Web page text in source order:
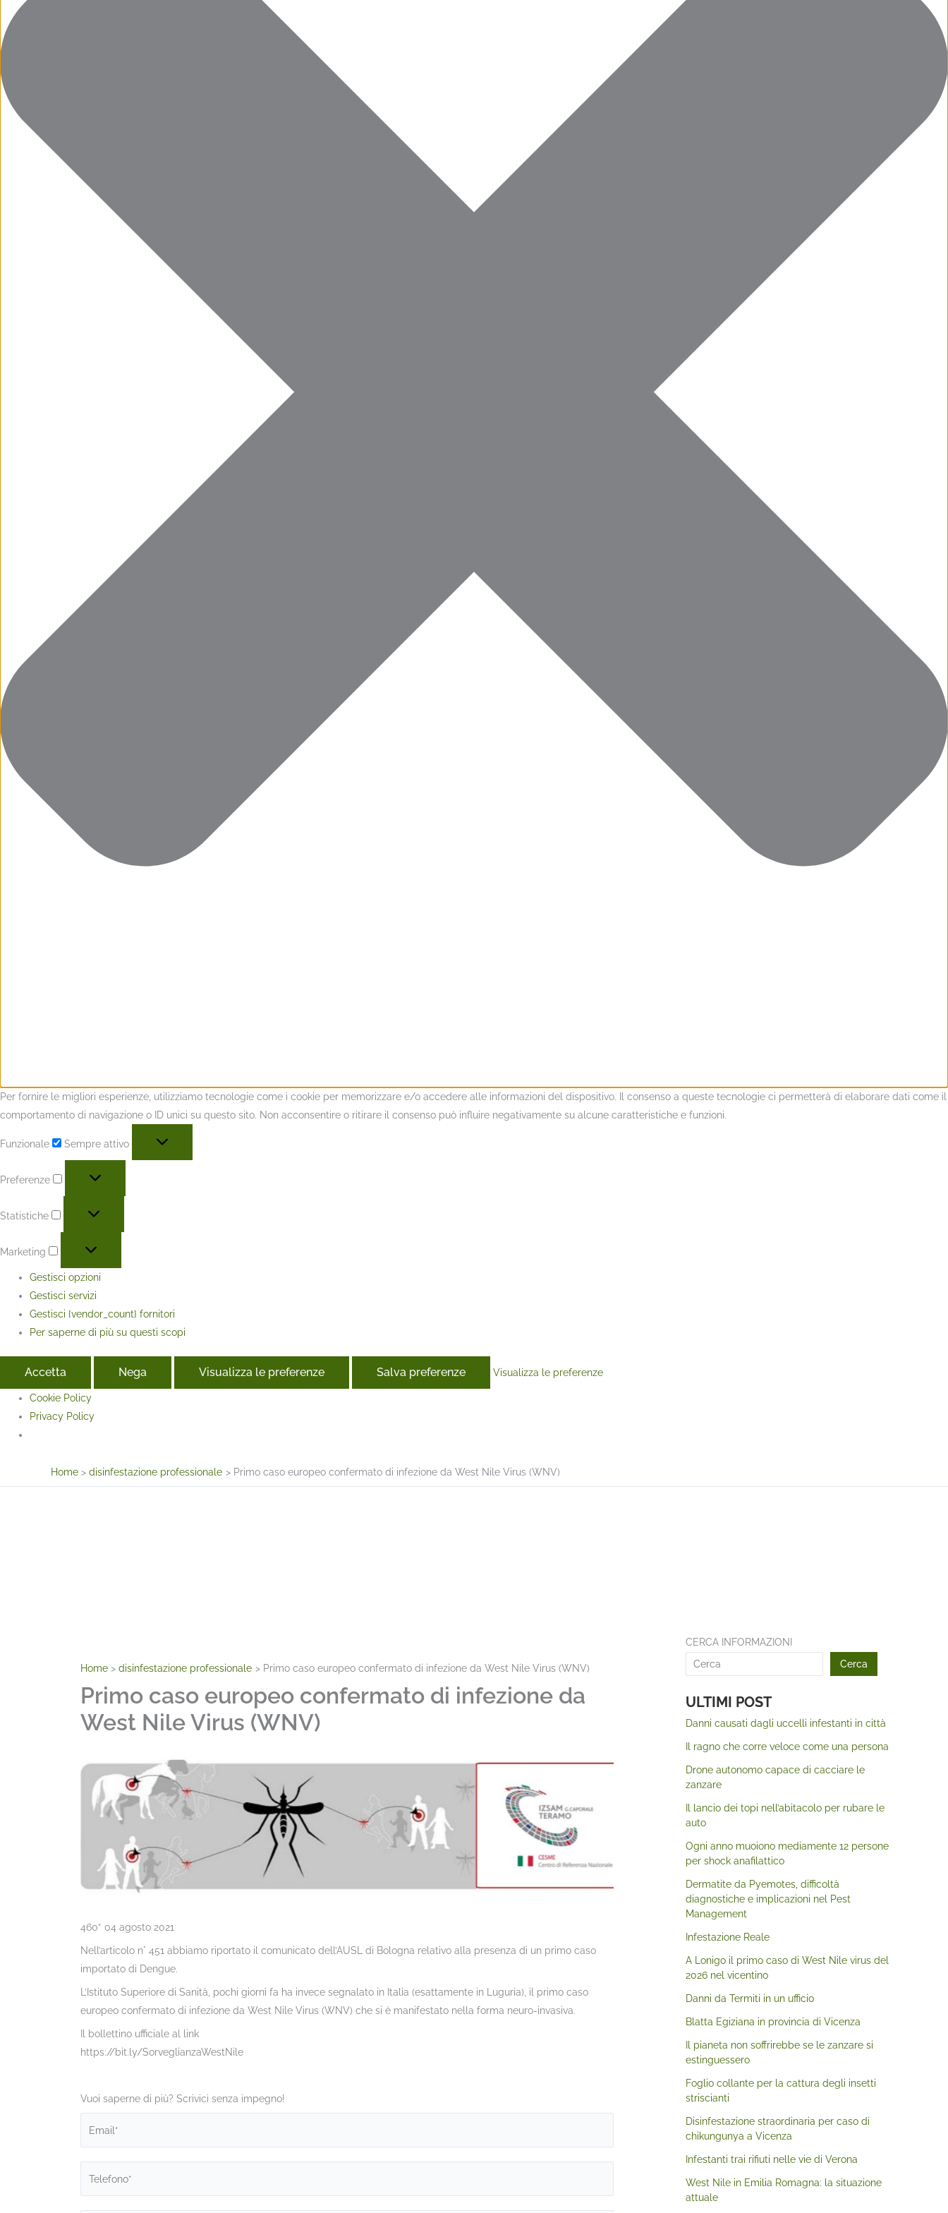
Per fornire le migliori esperienze, utilizziamo tecnologie come i cookie per memorizzare e/o accedere alle informazioni del dispositivo. Il consenso a queste tecnologie ci permetterà di elaborare dati come il
comportamento di navigazione o ID unici su questo sito. Non acconsentire o ritirare il consenso può influire negativamente su alcune caratteristiche e funzioni.
Funzionale Sempre attivo
Preferenze
Statistiche
Marketing
Gestisci opzioni
Gestisci servizi
Gestisci {vendor_count} fornitori
Per saperne di più su questi scopi
Accetta Nega Visualizza le preferenze Salva preferenze Visualizza le preferenze
Cookie Policy
Privacy Policy
Home disinfestazione professionale Primo caso europeo confermato di infezione da West Nile Virus (WNV)
Home disinfestazione professionale Primo caso europeo confermato di infezione da West Nile Virus (WNV)
Primo caso europeo confermato di infezione da
West Nile Virus (WNV)
460* 04 agosto 2021
Nell’articolo n° 451 abbiamo riportato il comunicato dell’AUSL di Bologna relativo alla presenza di un primo caso
importato di Dengue.
L’Istituto Superiore di Sanità, pochi giorni fa ha invece segnalato in Italia (esattamente in Luguria), il primo caso
europeo confermato di infezione da West Nile Virus (WNV) che si è manifestato nella forma neuro-invasiva.
Il bollettino ufficiale al link
https://bit.ly/SorveglianzaWestNile
Vuoi saperne di più? Scrivici senza impegno!
CERCA INFORMAZIONI
Cerca
ULTIMI POST
Danni causati dagli uccelli infestanti in città
Il ragno che corre veloce come una persona
Drone autonomo capace di cacciare le
zanzare
Il lancio dei topi nell’abitacolo per rubare le
auto
Ogni anno muoiono mediamente 12 persone
per shock anafilattico
Dermatite da Pyemotes, difficoltà
diagnostiche e implicazioni nel Pest
Management
Infestazione Reale
A Lonigo il primo caso di West Nile virus del
2026 nel vicentino
Danni da Termiti in un ufficio
Blatta Egiziana in provincia di Vicenza
Il pianeta non soffrirebbe se le zanzare si
estinguessero
Foglio collante per la cattura degli insetti
striscianti
Disinfestazione straordinaria per caso di
chikungunya a Vicenza
Infestanti trai rifiuti nelle vie di Verona
West Nile in Emilia Romagna: la situazione
attuale